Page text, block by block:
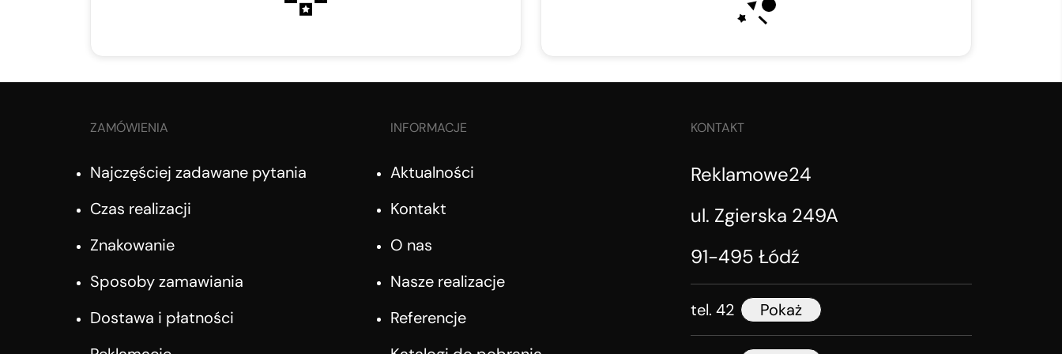
ZAMÓWIENIA
Najczęściej zadawane pytania
Czas realizacji
Znakowanie
Sposoby zamawiania
Dostawa i płatności
INFORMACJE
Aktualności
Kontakt
O nas
Nasze realizacje
Referencje
KONTAKT
Reklamowe24
ul. Zgierska 249A
91-495 Łódź
tel. 42 Pokaż